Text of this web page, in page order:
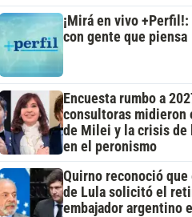
¡Mirá en vivo +Perfil!:
con gente que piensa
Encuesta rumbo a
consultoras midieron
de Milei y la crisis de
en el peronismo
Quirno reconoció
de Lula solicitó el
embajador argentino